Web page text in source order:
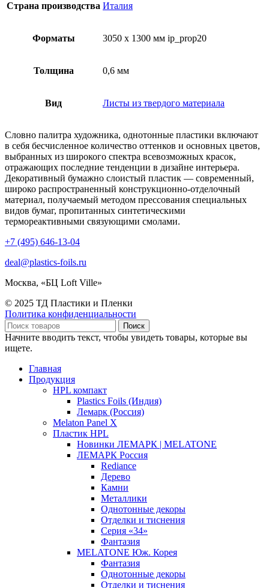
Страна производства Италия
Форматы 3050 x 1300 мм ip_prop20
Толщина 0,6 мм
Вид Листы из твердого материала
Словно палитра художника, однотонные пластики включают
в себя бесчисленное количество оттенков и основных цветов,
выбранных из широкого спектра всевозможных красок,
отражающих последние тенденции в дизайне интерьера.
Декоративный бумажно слоистый пластик — современный,
широко распространенный конструкционно-отделочный
материал, получаемый методом прессования специальных
видов бумаг, пропитанных синтетическими
термореактивными связующими смолами.
+7 (495) 646-13-04
deal@plastics-foils.ru
Москва, «БЦ Loft Ville»
© 2025 ТД Пластики и Пленки
Политика конфиденциальности
Поиск
Начните вводить текст, чтобы увидеть товары, которые вы
ищете.
Главная
Продукция
HPL компакт
Plastics Foils (Индия)
Лемарк (Россия)
Melaton Panel X
Пластик HPL
Новинки ЛЕМАРК | MELATONE
ЛЕМАРК Россия
Rediance
Дерево
Камни
Металлики
Однотонные декоры
Отделки и тиснения
Серия «34»
Фантазия
MELATONE Юж. Корея
Фантазия
Однотонные декоры
Отделки и тиснения